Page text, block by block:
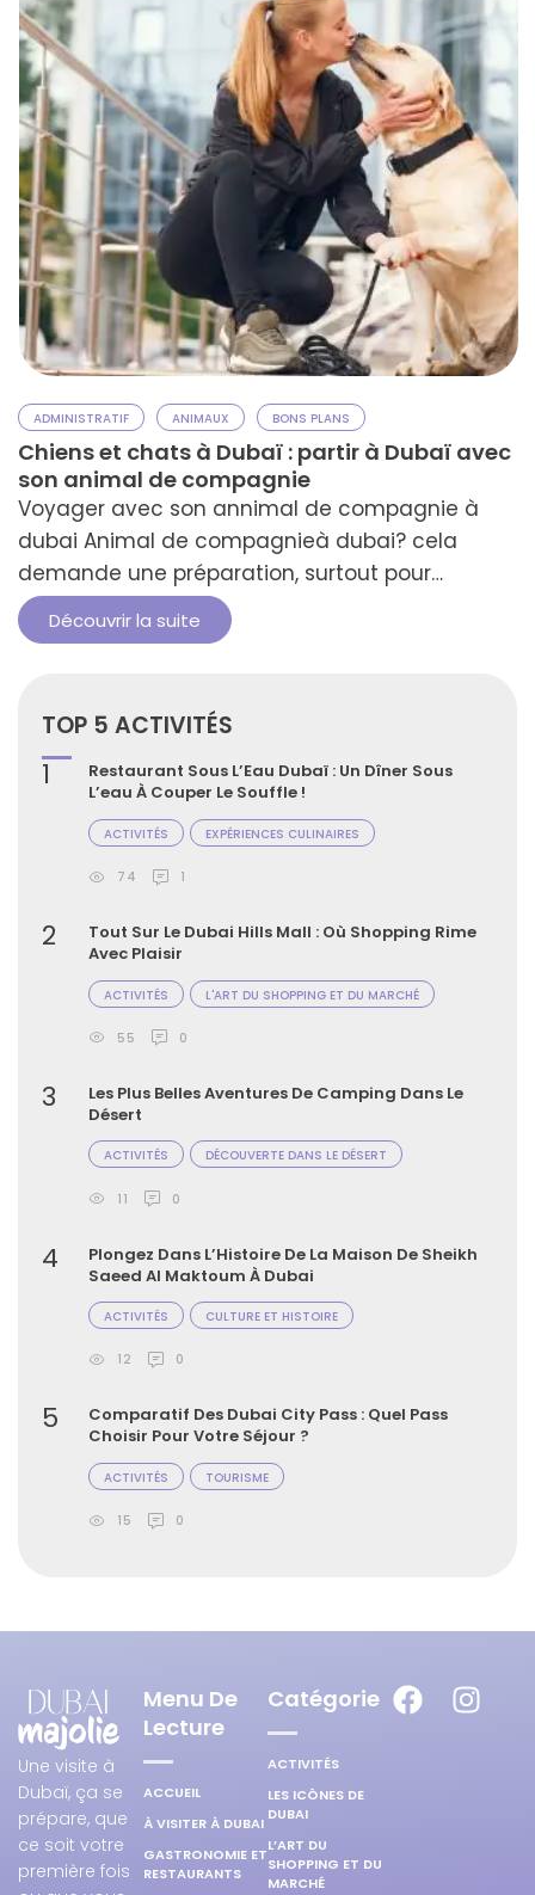
ADMINISTRATIF ANIMAUX BONS PLANS
Chiens et chats à Dubaï : partir à Dubaï avec
son animal de compagnie
Voyager avec son annimal de compagnie à
dubai Animal de compagnieà dubai? cela
demande une préparation, surtout pour
déménager à Dubaï. Les défis incluent les
réglementations sur l'importation, l'adaptation
organisation, Dubaï peut être très accueillante
pour vos compagnons à quatre pattes. La clé …
Découvrir la suite
TOP 5 ACTIVITÉS
1
Restaurant Sous L’Eau Dubaï : Un Dîner Sous
L’eau À Couper Le Souffle !
ACTIVITÉS EXPÉRIENCES CULINAIRES
74 1
2
Tout Sur Le Dubai Hills Mall : Où Shopping Rime
Avec Plaisir
ACTIVITÉS L'ART DU SHOPPING ET DU MARCHÉ
55 0
3
Les Plus Belles Aventures De Camping Dans Le
Désert
ACTIVITÉS DÉCOUVERTE DANS LE DÉSERT
11 0
4
Plongez Dans L’Histoire De La Maison De Sheikh
Saeed Al Maktoum À Dubai
ACTIVITÉS CULTURE ET HISTOIRE
12 0
5
Comparatif Des Dubai City Pass : Quel Pass
Choisir Pour Votre Séjour ?
ACTIVITÉS TOURISME
15 0
Une visite à
Dubaï, ça se
prépare, que
ce soit votre
première fois
Menu De
Lecture
ACCUEIL
À VISITER À DUBAI
GASTRONOMIE ET
RESTAURANTS
Catégorie
ACTIVITÉS
LES ICÔNES DE
DUBAI
L’ART DU
SHOPPING ET DU
MARCHÉ